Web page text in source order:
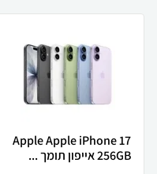
Apple Apple iPhone 17
256GB אייפון תומך ...